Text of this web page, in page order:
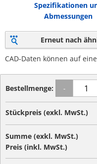
Spezifikationen
Abmessungen
Erneut nach
CAD-Daten können auf
Bestellmenge: -
Stückpreis (exkl. MwSt.)
Summe (exkl. MwSt.)
Preis (inkl. MwSt.)